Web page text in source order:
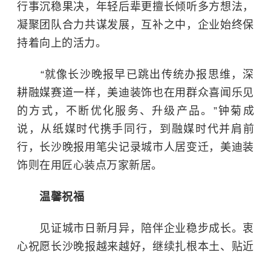
行事沉稳果决，年轻后辈更擅长倾听多方想法，
凝聚团队合力共谋发展，互补之中，企业始终保
持着向上的活力。
“就像长沙晚报早已跳出传统办报思维，深
耕融媒赛道一样，美迪装饰也在用群众喜闻乐见
的方式，不断优化服务、升级产品。”钟菊成
说，从纸媒时代携手同行，到融媒时代并肩前
行，长沙晚报用笔尖记录城市人居变迁，美迪装
饰则在用匠心装点万家新居。
温馨祝福
见证城市日新月异，陪伴企业稳步成长。衷
心祝愿长沙晚报越来越好，继续扎根本土、贴近